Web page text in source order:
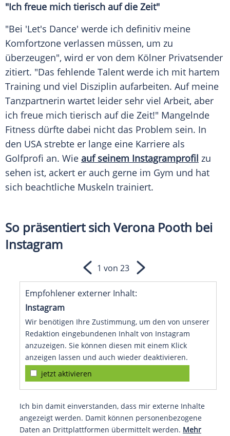
"Ich freue mich tierisch auf die Zeit"
"Bei 'Let's Dance' werde ich definitiv meine
Komfortzone verlassen müssen, um zu
überzeugen", wird er von dem Kölner Privatsender
zitiert. "Das fehlende Talent werde ich mit hartem
Training und viel Disziplin aufarbeiten. Auf meine
Tanzpartnerin wartet leider sehr viel Arbeit, aber
ich freue mich tierisch auf die Zeit!" Mangelnde
Fitness dürfte dabei nicht das Problem sein. In
den USAstrebte er lange eine Karriere als
Golfprofi an. Wie auf seinem Instagramprofil zu
sehen ist, ackert er auch gerne im Gym und hat
sich beachtliche Muskeln trainiert.
So präsentiert sich Verona Pooth bei
Instagram
Empfohlener externer Inhalt:
Instagram
Wir benötigen Ihre Zustimmung, um den von unserer
Redaktion eingebundenen Inhalt von Instagram
anzuzeigen. Sie können diesen mit einem Klick
anzeigen lassen und auch wieder deaktivieren.
jetzt aktivieren
Ich bin damit einverstanden, dass mir externe Inhalte
angezeigt werden. Damit können personenbezogene
Daten an Drittplattformen übermittelt werden. Mehr
1 von 23